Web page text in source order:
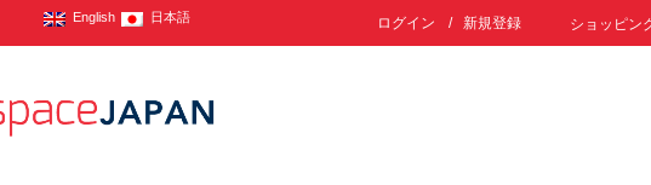
English 日本語 ショッピン
ログイン / 新規登録